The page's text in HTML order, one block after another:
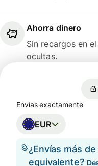
Ahorra dinero
Sin recargos en
ocultas.
Envías exactamente
EUR
¿Envías más
equivalente?